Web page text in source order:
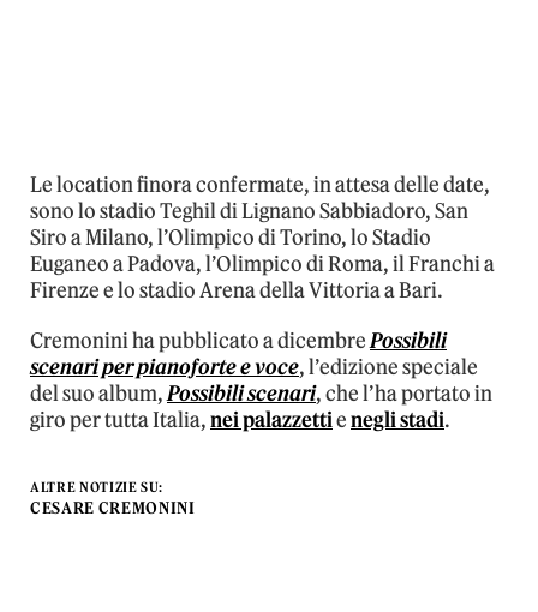
Le location finora confermate, in attesa delle date,
sono lo stadio Teghil di Lignano Sabbiadoro, San
Siro a Milano, l’Olimpico di Torino, lo Stadio
Euganeo a Padova, l’Olimpico di Roma, il Franchi a
Firenze e lo stadio Arena della Vittoria a Bari.
Cremonini ha pubblicato a dicembrePossibili
scenari per pianoforte e voce, l’edizione speciale
del suo album,Possibili scenari, che l’ha portato in
giro per tutta Italia,nei palazzettienegli stadi.
ALTRE NOTIZIE SU:
CESARE CREMONINI